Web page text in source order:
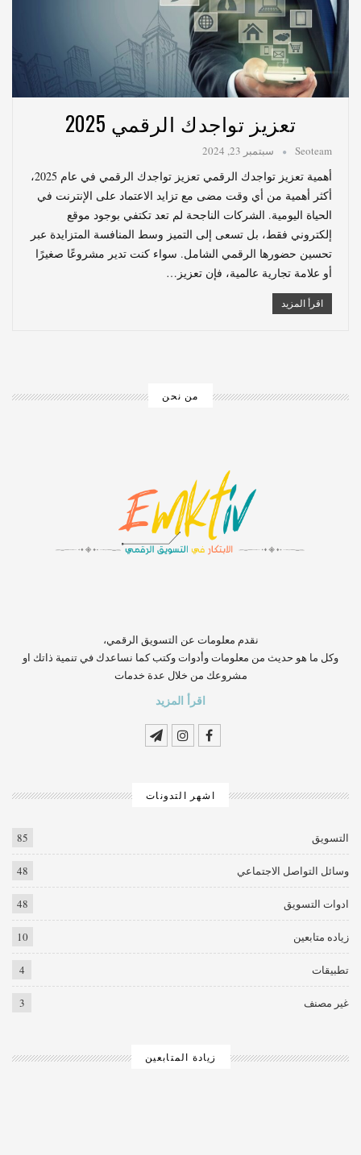
تعزيز تواجدك الرقمي 2025
Seoteam سبتمبر 23, 2024
أهمية تعزيز تواجدك الرقمي تعزيز تواجدك الرقمي في عام 2025،
أكثر أهمية من أي وقت مضى مع تزايد الاعتماد على الإنترنت في
الحياة اليومية. الشركات الناجحة لم تعد تكتفي بوجود موقع
إلكتروني فقط، بل تسعى إلى التميز وسط المنافسة المتزايدة عبر
تحسين حضورها الرقمي الشامل. سواء كنت تدير مشروعًا صغيرًا
أو علامة تجارية عالمية، فإن تعزيز…
اقرأ المزيد
من نحن
‏‏‏‏‏‏‏‏‏‏‏‏‏‏‏‏‏‏‏‏‏‏‏‏‏‏‏‏‏‏‏نقدم معلومات عن التسويق الرقمي،
وكل ما هو حديث من معلومات وأدوات وكتب كما نساعدك في تنمية ذاتك او
مشروعك من خلال عدة خدمات
اقرأ المزيد
اشهر التدونات
التسويق 85
وسائل التواصل الاجتماعي 48
ادوات التسويق 48
زياده متابعين 10
تطبيقات 4
غير مصنف 3
زيادة المتابعين